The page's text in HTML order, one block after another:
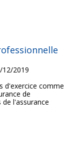
12/2019
d'exercice comme
de
l'assurance